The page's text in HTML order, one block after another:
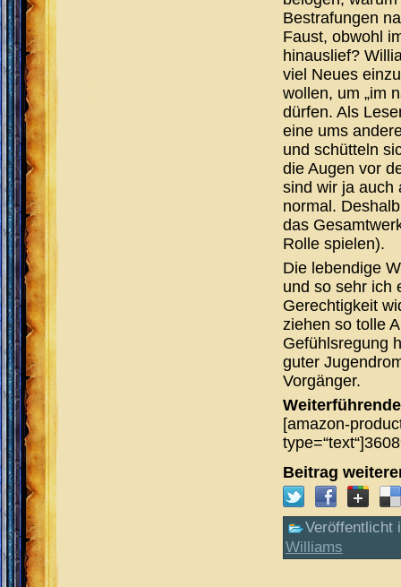
Bestrafungen
Faust, obwohl
hinauslief?
viel Neues
wollen, um „im
dürfen. Als
eine ums
und schütteln
die Augen vor
sind wir ja auch
normal.
das
Rolle spielen).
Die lebendige
und so sehr ich
Gerechtigkeit
ziehen so tolle
Gefühlsregung
guter
Vorgänger.
[amazon-
Beitrag
Veröffentlicht
Williams